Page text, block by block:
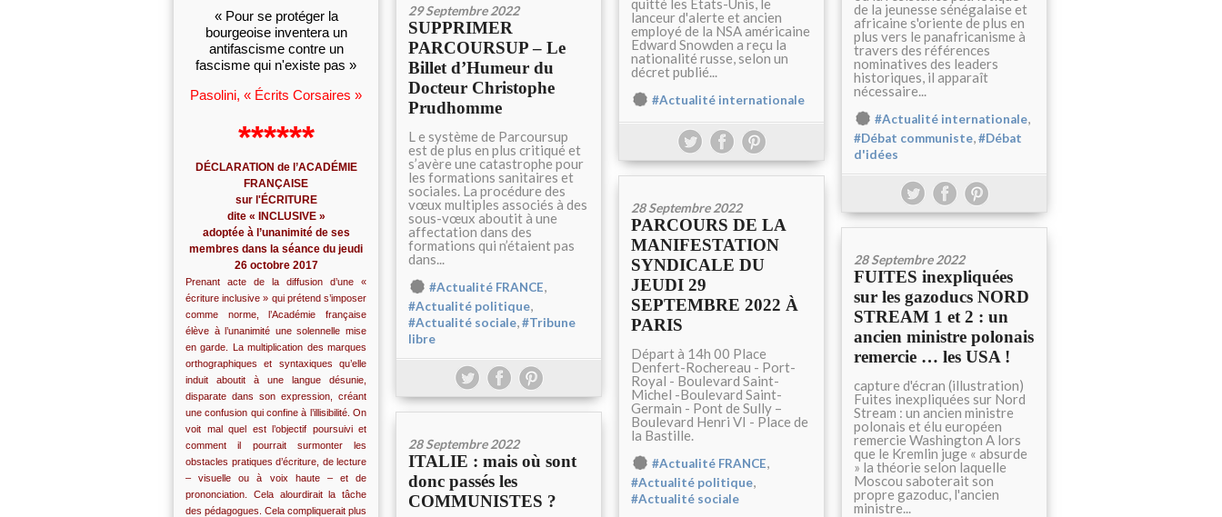
« Pour se protéger la
bourgeoise inventera un
antifascisme contre un
fascisme qui n'existe pas »
Pasolini, « Écrits Corsaires »
******
DÉCLARATION de l’ACADÉMIE
FRANÇAISE
sur l'ÉCRITURE
dite « INCLUSIVE »
adoptée à l’unanimité de ses
membres dans la séance du jeudi
26 octobre 2017
Prenant acte de la diffusion d’une «
écriture inclusive » qui prétend s’imposer
comme norme, l’Académie française
élève à l’unanimité une solennelle mise
en garde. La multiplication des marques
orthographiques et syntaxiques qu’elle
induit aboutit à une langue désunie,
disparate dans son expression, créant
une confusion qui confine à l’illisibilité. On
voit mal quel est l’objectif poursuivi et
comment il pourrait surmonter les
obstacles pratiques d’écriture, de lecture
– visuelle ou à voix haute – et de
prononciation. Cela alourdirait la tâche
des pédagogues. Cela compliquerait plus
quitté les États-Unis, le
lanceur d'alerte et ancien
employé de la NSA américaine
Edward Snowden a reçu la
nationalité russe, selon un
décret publié...
#Actualité internationale
de la jeunesse sénégalaise et
africaine s'oriente de plus en
plus vers le panafricanisme à
travers des références
nominatives des leaders
historiques, il apparaît
nécessaire...
#Actualité internationale,
#Débat communiste,#Débat
d'idées
29 Septembre 2022
SUPPRIMER
PARCOURSUP – Le
Billet d’Humeur du
Docteur Christophe
Prudhomme
L e système de Parcoursup
est de plus en plus critiqué et
s’avère une catastrophe pour
les formations sanitaires et
sociales. La procédure des
vœux multiples associés à des
sous-vœux aboutit à une
affectation dans des
formations qui n’étaient pas
dans...
#Actualité FRANCE,
#Actualité politique,
#Actualité sociale,#Tribune
libre
28 Septembre 2022
PARCOURS DE LA
MANIFESTATION
SYNDICALE DU
JEUDI 29
SEPTEMBRE 2022 À
PARIS
Départ à 14h 00 Place
Denfert-Rochereau - Port-
Royal - Boulevard Saint-
Michel -Boulevard Saint-
Germain - Pont de Sully –
Boulevard Henri VI - Place de
la Bastille.
#Actualité FRANCE,
#Actualité politique,
#Actualité sociale
28 Septembre 2022
FUITES inexpliquées
sur les gazoducs NORD
STREAM 1 et 2 : un
ancien ministre polonais
remercie … les USA !
capture d'écran (illustration)
Fuites inexpliquées sur Nord
Stream : un ancien ministre
polonais et élu européen
remercie Washington A lors
que le Kremlin juge « absurde
» la théorie selon laquelle
Moscou saboterait son
propre gazoduc, l'ancien
ministre...
28 Septembre 2022
ITALIE : mais où sont
donc passés les
COMMUNISTES ?